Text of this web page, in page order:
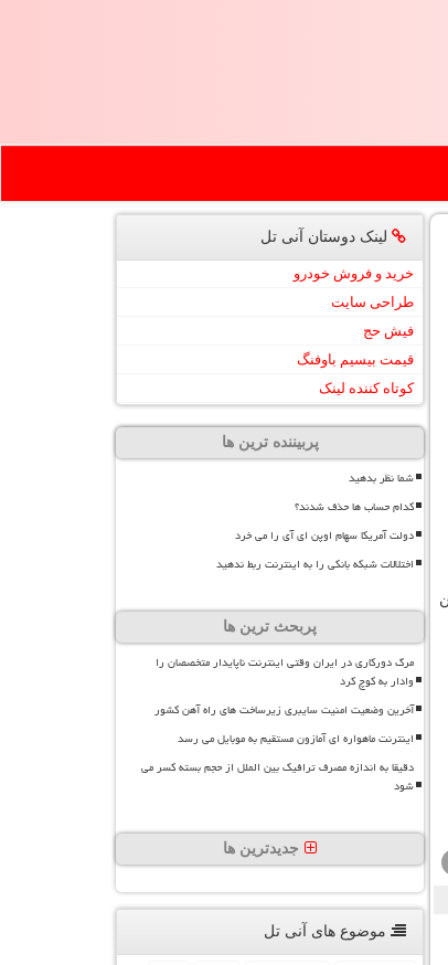
لینک دوستان آنی تل
خرید و فروش خودرو
طراحی سایت
فیش حج
قیمت بیسیم باوفنگ
کوتاه کننده لینک
پربیننده ترین ها
شما نظر بدهید
کدام حساب ها حذف شدند؟
دولت آمریکا سهام اوپن ای آی را می خرد
اختلالات شبکه بانکی را به اینترنت ربط ندهید
پربحث ترین ها
مرگ دورکاری در ایران وقتی اینترنت ناپایدار متخصصان را
وادار به کوچ کرد
آخرین وضعیت امنیت سایبری زیرساخت های راه آهن کشور
اینترنت ماهواره ای آمازون مستقیم به موبایل می رسد
دقیقا به اندازه مصرف ترافیک بین الملل از حجم بسته کسر می
شود
جدیدترین ها
موضوع های آنی تل